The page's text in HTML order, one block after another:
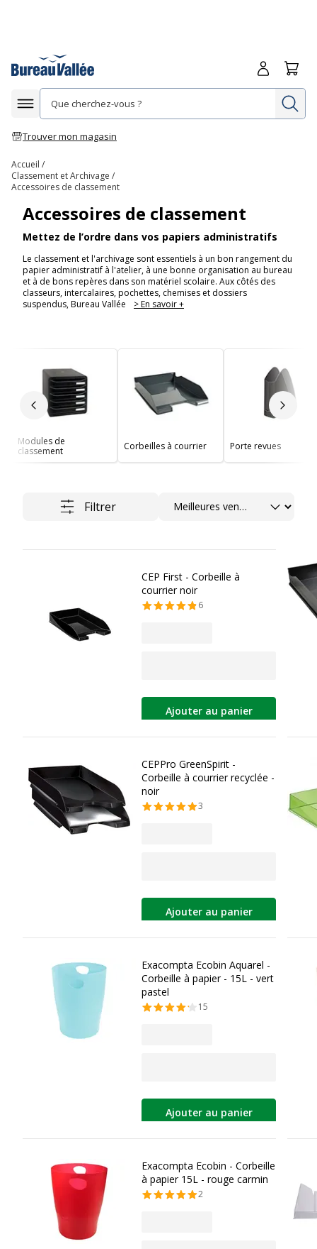
Afficher la navigation
Trouver mon magasin
Me
Accueil
Classement et Archivage
Accessoires de classement
Accessoires de classement
Mettez de l’ordre dans vos papiers administratifs
Le classement et l'archivage sont essentiels à un bon rangement du
papier administratif à l'atelier, à une bonne organisation au bureau
et à de bons repères dans son matériel scolaire. Aux côtés des
classeurs, intercalaires, pochettes, chemises et dossiers
suspendus, Bureau Vallée
> En savoir +
Slide précédent Slide
Modules de
classement
Corbeilles à courrier Porte revues
Filtrer Trier
CEP First - Corbeille à
courrier noir
6
Ajouter au panier
CEPPro GreenSpirit -
Corbeille à courrier recyclée -
noir
3
Ajouter au panier
Exacompta Ecobin Aquarel -
Corbeille à papier - 15L - vert
pastel
15
Ajouter au panier
Exacompta Ecobin - Corbeille
à papier 15L - rouge carmin
2